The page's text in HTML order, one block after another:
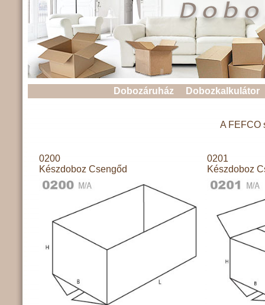
Dobozáruház Dobozkalkulátor
A FEFCO
0200
Készdoboz Csengőd
0201
Készdoboz